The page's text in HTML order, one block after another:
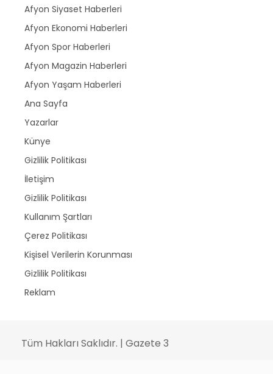
Afyon Siyaset Haberleri
Afyon Ekonomi Haberleri
Afyon Spor Haberleri
Afyon Magazin Haberleri
Afyon Yaşam Haberleri
Ana Sayfa
Yazarlar
Künye
Gizlilik Politikası
İletişim
Gizlilik Politikası
Kullanım Şartları
Çerez Politikası
Kişisel Verilerin Korunması
Gizlilik Politikası
Reklam
Tüm Hakları Saklıdır. | Gazete 3